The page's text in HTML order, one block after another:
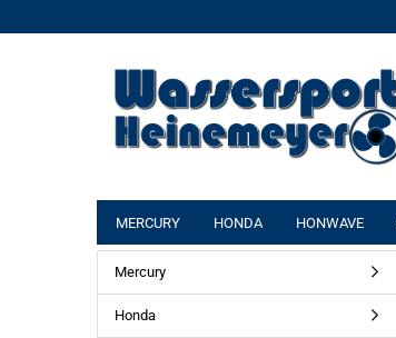
MERCURY HONDA HONWAVE
Mercury
Honda